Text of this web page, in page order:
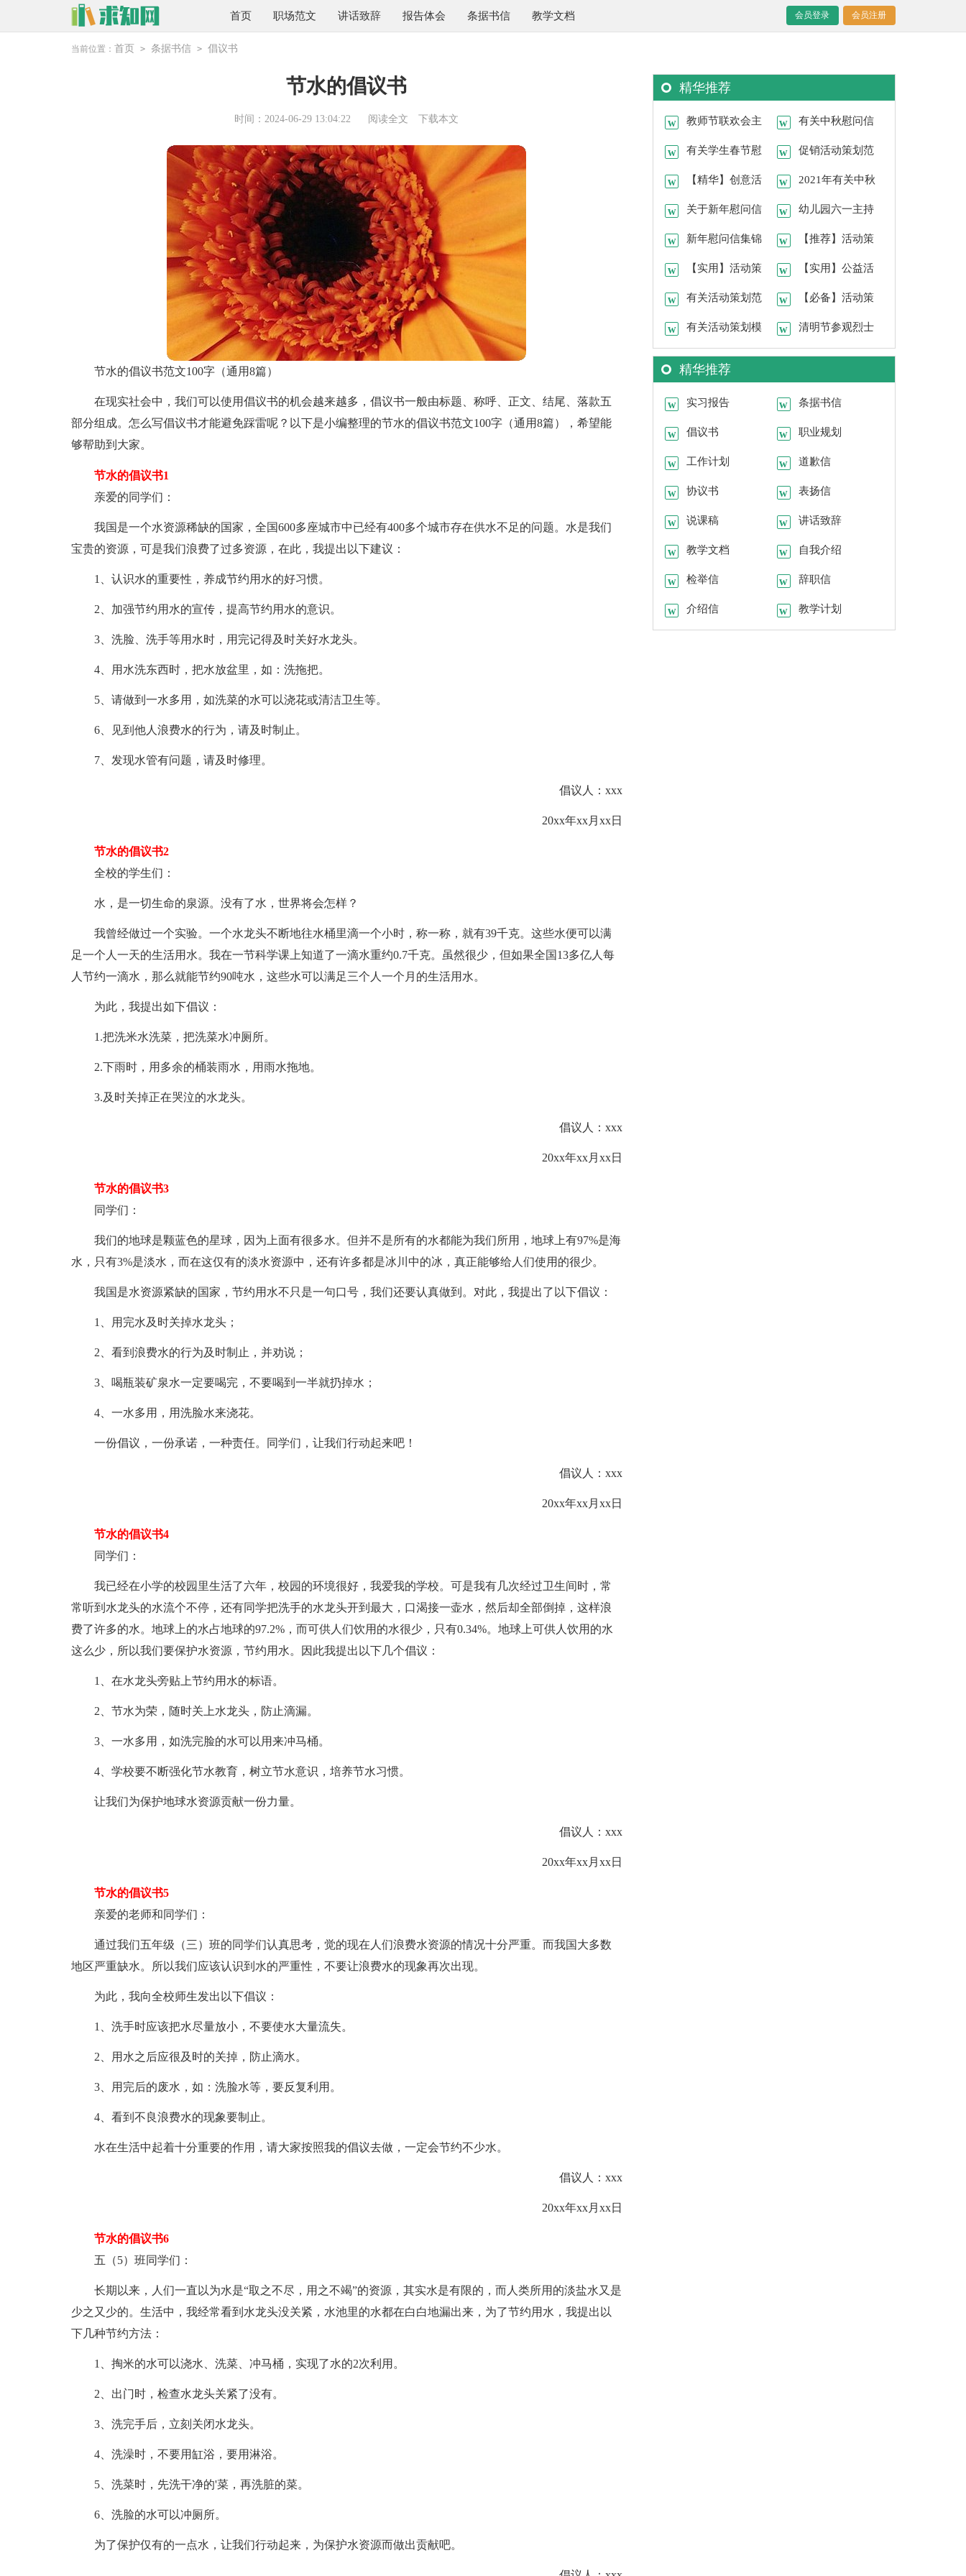
首页 职场范文 讲话致辞 报告体会 条据书信 教学文档 会员登录 会员注册
当前位置： 首页 > 条据书信 > 倡议书
节水的倡议书
时间：2024-06-29 13:04:22 阅读全文 下载本文
节水的倡议书范文100字（通用8篇）
在现实社会中，我们可以使用倡议书的机会越来越多，倡议书一般由标题、称呼、正文、结尾、落款五
部分组成。怎么写倡议书才能避免踩雷呢？以下是小编整理的节水的倡议书范文100字（通用8篇），希望能
够帮助到大家。
节水的倡议书1
亲爱的同学们：
我国是一个水资源稀缺的国家，全国600多座城市中已经有400多个城市存在供水不足的问题。水是我们
宝贵的资源，可是我们浪费了过多资源，在此，我提出以下建议：
1、认识水的重要性，养成节约用水的好习惯。
2、加强节约用水的宣传，提高节约用水的意识。
3、洗脸、洗手等用水时，用完记得及时关好水龙头。
4、用水洗东西时，把水放盆里，如：洗拖把。
5、请做到一水多用，如洗菜的水可以浇花或清洁卫生等。
6、见到他人浪费水的行为，请及时制止。
7、发现水管有问题，请及时修理。
倡议人：xxx
20xx年xx月xx日
节水的倡议书2
全校的学生们：
水，是一切生命的泉源。没有了水，世界将会怎样？
我曾经做过一个实验。一个水龙头不断地往水桶里滴一个小时，称一称，就有39千克。这些水便可以满
足一个人一天的生活用水。我在一节科学课上知道了一滴水重约0.7千克。虽然很少，但如果全国13多亿人每
人节约一滴水，那么就能节约90吨水，这些水可以满足三个人一个月的生活用水。
为此，我提出如下倡议：
1.把洗米水洗菜，把洗菜水冲厕所。
2.下雨时，用多余的桶装雨水，用雨水拖地。
3.及时关掉正在哭泣的水龙头。
倡议人：xxx
20xx年xx月xx日
节水的倡议书3
同学们：
我们的地球是颗蓝色的星球，因为上面有很多水。但并不是所有的水都能为我们所用，地球上有97%是海
水，只有3%是淡水，而在这仅有的淡水资源中，还有许多都是冰川中的冰，真正能够给人们使用的很少。
我国是水资源紧缺的国家，节约用水不只是一句口号，我们还要认真做到。对此，我提出了以下倡议：
1、用完水及时关掉水龙头；
2、看到浪费水的行为及时制止，并劝说；
3、喝瓶装矿泉水一定要喝完，不要喝到一半就扔掉水；
4、一水多用，用洗脸水来浇花。
一份倡议，一份承诺，一种责任。同学们，让我们行动起来吧！
倡议人：xxx
20xx年xx月xx日
节水的倡议书4
同学们：
我已经在小学的校园里生活了六年，校园的环境很好，我爱我的学校。可是我有几次经过卫生间时，常
常听到水龙头的水流个不停，还有同学把洗手的水龙头开到最大，口渴接一壶水，然后却全部倒掉，这样浪
费了许多的水。地球上的水占地球的97.2%，而可供人们饮用的水很少，只有0.34%。地球上可供人饮用的水
这么少，所以我们要保护水资源，节约用水。因此我提出以下几个倡议：
1、在水龙头旁贴上节约用水的标语。
2、节水为荣，随时关上水龙头，防止滴漏。
3、一水多用，如洗完脸的水可以用来冲马桶。
4、学校要不断强化节水教育，树立节水意识，培养节水习惯。
让我们为保护地球水资源贡献一份力量。
倡议人：xxx
20xx年xx月xx日
节水的倡议书5
亲爱的老师和同学们：
通过我们五年级（三）班的同学们认真思考，觉的现在人们浪费水资源的情况十分严重。而我国大多数
地区严重缺水。所以我们应该认识到水的严重性，不要让浪费水的现象再次出现。
为此，我向全校师生发出以下倡议：
1、洗手时应该把水尽量放小，不要使水大量流失。
2、用水之后应很及时的关掉，防止滴水。
3、用完后的废水，如：洗脸水等，要反复利用。
4、看到不良浪费水的现象要制止。
水在生活中起着十分重要的作用，请大家按照我的倡议去做，一定会节约不少水。
倡议人：xxx
20xx年xx月xx日
节水的倡议书6
五（5）班同学们：
长期以来，人们一直以为水是“取之不尽，用之不竭”的资源，其实水是有限的，而人类所用的淡盐水又是
少之又少的。生活中，我经常看到水龙头没关紧，水池里的水都在白白地漏出来，为了节约用水，我提出以
下几种节约方法：
1、掏米的水可以浇水、洗菜、冲马桶，实现了水的2次利用。
2、出门时，检查水龙头关紧了没有。
3、洗完手后，立刻关闭水龙头。
4、洗澡时，不要用缸浴，要用淋浴。
5、洗菜时，先洗干净的'菜，再洗脏的菜。
6、洗脸的水可以冲厕所。
为了保护仅有的一点水，让我们行动起来，为保护水资源而做出贡献吧。
精华推荐
教师节联欢会主
持稿开场白
有关中秋慰问信
汇编5篇
有关学生春节慰
问信4篇
促销活动策划范
文汇总8篇
【精华】创意活
动策划三篇
2021年有关中秋
祝贺词集锦93句
关于新年慰问信
范文7篇
幼儿园六一主持
稿（精选5篇）
新年慰问信集锦
5篇
【推荐】活动策
划范文汇总7篇
【实用】活动策
划方案汇编7篇
【实用】公益活
动策划四篇
有关活动策划范
文合集九篇
【必备】活动策
划9篇
有关活动策划模
板集锦七篇
清明节参观烈士
陵园活动策划书
精华推荐
实习报告 条据书信
倡议书 职业规划
工作计划 道歉信
协议书 表扬信
说课稿 讲话致辞
教学文档 自我介绍
检举信 辞职信
介绍信 教学计划